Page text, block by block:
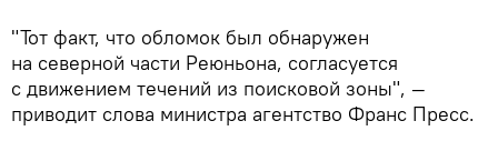
"Тот факт, что обломок был обнаружен
на северной части Реюньона, согласуется
с движением течений из поисковой зоны", —
приводит слова министра агентство Франс Пресс.